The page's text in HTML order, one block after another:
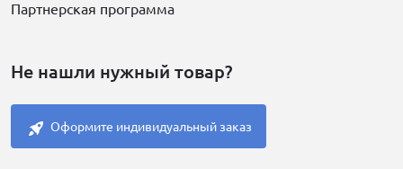
Партнерская программа
Не нашли нужный товар?
Оформите индивидуальный заказ